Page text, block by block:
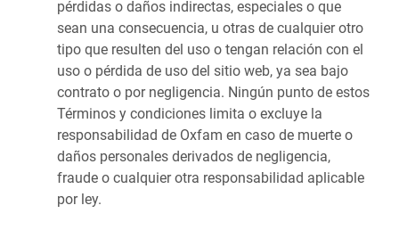
pérdidas o daños indirectas, especiales o que
sean una consecuencia, u otras de cualquier otro
tipo que resulten del uso o tengan relación con el
uso o pérdida de uso del sitio web, ya sea bajo
contrato o por negligencia. Ningún punto de estos
Términos y condiciones limita o excluye la
responsabilidad de Oxfam en caso de muerte o
daños personales derivados de negligencia,
fraude o cualquier otra responsabilidad aplicable
por ley.